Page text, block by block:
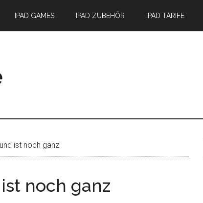
IPAD GAMES IPAD ZUBEHÖR IPAD TARIFE
ist noch ganz
noch ganz